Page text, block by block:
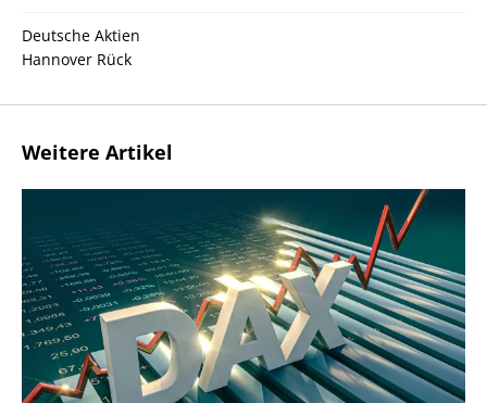
Deutsche Aktien
Hannover Rück
Weitere Artikel